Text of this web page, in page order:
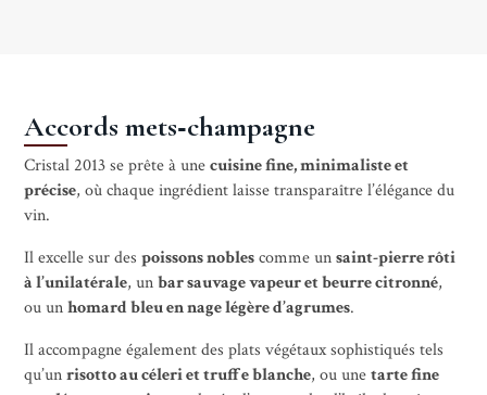
Accords mets‑champagne
Cristal 2013 se prête à unecuisine fine, minimaliste et
précise, où chaque ingrédient laisse transparaître l’élégance du
vin.
Il excelle sur despoissons noblescomme unsaint-pierre rôti
à l’unilatérale, unbar sauvage vapeur et beurre citronné,
ou unhomard bleu en nage légère d’agrumes.
Il accompagne également des plats végétaux sophistiqués tels
qu’unrisotto au céleri et truffe blanche, ou unetarte fine